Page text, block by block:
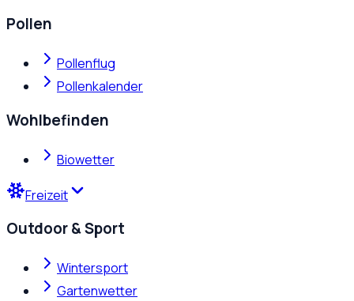
Pollen
Pollenflug
Pollenkalender
Wohlbefinden
Biowetter
Freizeit
Outdoor & Sport
Wintersport
Gartenwetter